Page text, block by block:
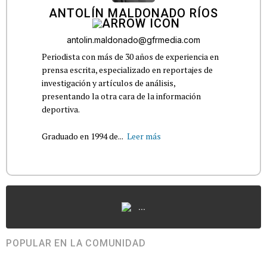
ANTOLÍN MALDONADO RÍOS
antolin.maldonado@gfrmedia.com
Periodista con más de 30 años de experiencia en
prensa escrita, especializado en reportajes de
investigación y artículos de análisis,
presentando la otra cara de la información
deportiva.
Graduado en 1994 de... Leer más
...
POPULAR EN LA COMUNIDAD